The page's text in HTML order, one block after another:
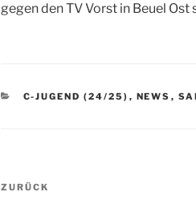
gegen den TV Vorst in Beuel Ost
KATEGORIEN
C-JUGEND (24/25) , NEWS ,
Beitragsnavigation
Vorheriger
ZURÜCK